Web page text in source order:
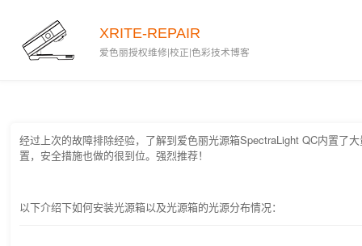
XRITE-REPAIR
爱色丽授权维修|校正|色彩技术博客
经过上次的故障排除经验，了解到爱色丽光源箱SpectraLight QC内置了
置，安全措施也做的很到位。强烈推荐！
以下介绍下如何安装光源箱以及光源箱的光源分布情况：